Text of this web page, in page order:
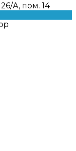
А, пом. 14